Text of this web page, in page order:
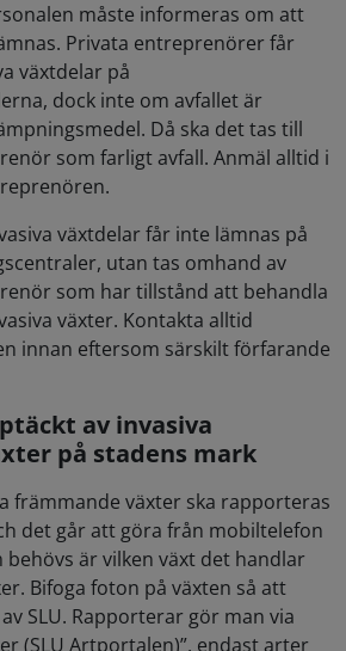
måste informeras om att
Privata entreprenörer får
växtdelar på
dock inte om avfallet är
Då ska det tas till
som farligt avfall. Anmäl alltid i
växtdelar får inte lämnas på
utan tas omhand av
som har tillstånd att behandla
växter. Kontakta alltid
innan eftersom särskilt förfarande
av invasiva
på stadens mark
främmande växter ska rapporteras
det går att göra från mobiltelefon
är vilken växt det handlar
Bifoga foton på växten så att
SLU. Rapporterar gör man via
(SLU Artportalen)”, endast arter